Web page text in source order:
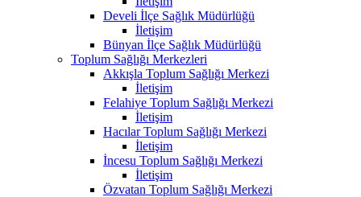
Develi İlçe Sağlık Müdürlüğü
İletişim
Bünyan İlçe Sağlık Müdürlüğü
Toplum Sağlığı Merkezleri
Akkışla Toplum Sağlığı Merkezi
İletişim
Felahiye Toplum Sağlığı Merkezi
İletişim
Hacılar Toplum Sağlığı Merkezi
İletişim
İncesu Toplum Sağlığı Merkezi
İletişim
Özvatan Toplum Sağlığı Merkezi